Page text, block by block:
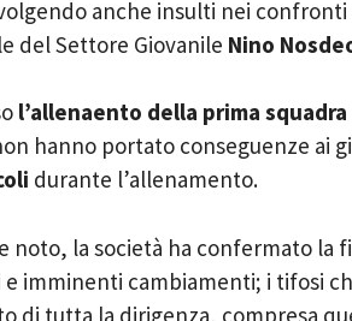
anche insulti nei
del Settore Giovanile Nino
l’allenaento della prima
hanno portato conseguenze ai
durante l’allenamento.
noto, la società ha confermato la
imminenti cambiamenti; i tifosi
di tutta la dirigenza, compresa